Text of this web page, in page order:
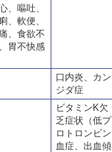
、嘔吐、
、軟便、
、食欲不
胃不快感
口内炎、カン
ジダ症
ビタミンK欠
乏症状（低プ
ロトロンビン
血症、出血傾